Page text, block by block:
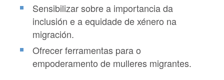
Sensibilizar sobre a importancia da
inclusión e a equidade de xénero na
migración.
Ofrecer ferramentas para o
empoderamento de mulleres migrantes.